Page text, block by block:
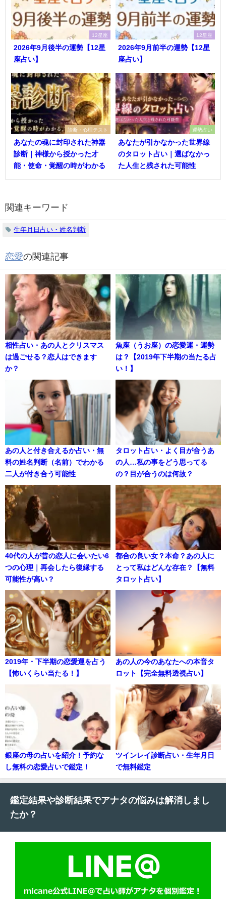
12星座
2026年9月後半の運勢【12星
座占い】
12星座
2026年9月前半の運勢【12星
座占い】
診断・心理テスト
あなたの魂に封印された神器
診断｜神様から授かった才
能・使命・覚醒の時がわかる
運勢占い
あなたが引かなかった世界線
のタロット占い｜選ばなかっ
た人生と残された可能性
関連キーワード
生年月日占い・姓名判断
恋愛の関連記事
相性占い・あの人とクリスマス
は過ごせる？恋人はできます
か？
魚座（うお座）の恋愛運・運勢
は？【2019年下半期の当たる占
い！】
あの人と付き合えるか占い・無
料の姓名判断（名前）でわかる
二人が付き合う可能性
タロット占い・よく目が合うあ
の人…私の事をどう思ってる
の？目が合うのは何故？
40代の人が昔の恋人に会いたい6
つの心理｜再会したら復縁する
可能性が高い？
都合の良い女？本命？あの人に
とって私はどんな存在？【無料
タロット占い】
2019年・下半期の恋愛運を占う
【怖いくらい当たる！】
あの人の今のあなたへの本音タ
ロット【完全無料透視占い】
銀座の母の占いを紹介！予約な
し無料の恋愛占いで鑑定！
ツインレイ診断占い・生年月日
で無料鑑定
鑑定結果や診断結果でアナタの悩みは解消しまし
たか？